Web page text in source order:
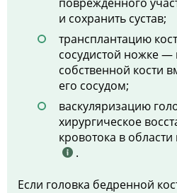
и сохранить сустав;
трансплантацию
сосудистой ножке —
собственной кости
его сосудом;
васкуляризацию
хирургическое
кровотока в
.
Если головка бедренной